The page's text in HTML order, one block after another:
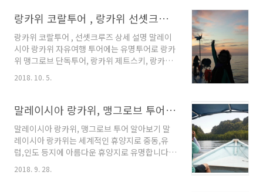
디오르 이런 명품이 굳이 그런 제품을..
않은데, 동남아 차 사고에 대한 자료가 있어, 내용
을 추려 공유 합니다. 랑카위 여행사 "랑카위 매
니아"에서 말하는 말레이시아 랑카위 교통 경찰
랑카위는 세계적인 휴양지로 중동,인도, 유럽에
서 오래 전 부터 "치명적인 매력" 이라는 별칭으
로아름다운 자연과 평화로운 분위기로 유명 합니
위 렌트카를 이용하시는 분들이 간혹 있으십니
다.유럽 ..
랑카위 코랄투어 , 랑카위 선셋크루즈 투어 상세 설명(요금표,코스 등)
랑카위 코랄투어 , 선셋크루즈 상세 설명 말레이
시아 랑카위 자유여행 투어에는 유명투어로 랑카
위 맹그로브 단독투어, 랑카위 제트스키, 랑카위
일일투어, 랑카위 코랄투어, 호핑투어, 선셋크루
즈 가 있습니다. 이번에는 랑카위 코랄라투어 와
랑카위 코랄투어 일정 설명 아래의 시간은 호텔
의 위치에 따라 약간의 차이가 있습니다. 주의 하
실 점은 다른 호텔에서 기다리시는 분이 있기 때
문에, 늦으면 차가 떠나고, 알아서 항구로 오셔야
합니다. 중국,중동, 인도 여행객들이 많이 늦습니
다. 랑카위 코랄투어 집합 장소, 배 타는 곳 -2
2018. 10. 5.
말레이시아 랑카위, 맹그로브 투어 체험기와 감상
말레이시아 랑카위, 맹그로브 투어 알아보기 말
레이시아 랑카위는 세계적인 휴양지로 중동,유
럽,인도 등지에 아름다운 휴양지로 유명합니다.
가족 여행으로도, 배낭 여행으로도 전 세계적으
2018. 9. 28.